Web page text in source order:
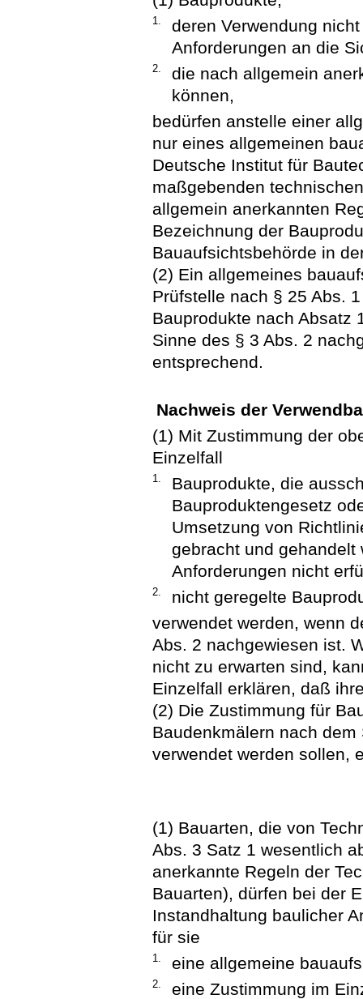
1.
deren Verwendung
Anforderungen an die
2.
die nach allgemein
können,
bedürfen anstelle einer
nur eines allgemeinen
Deutsche Institut für
maßgebenden
allgemein anerkannten
Bezeichnung der
Bauaufsichtsbehörde in
(2) Ein allgemeines
Prüfstelle nach § 25 Abs.
Bauprodukte nach Absatz
Sinne des § 3 Abs. 2
entsprechend.
Nachweis der
(1) Mit Zustimmung der
Einzelfall
1.
Bauprodukte, die
Bauproduktengesetz
Umsetzung von
gebracht und gehandelt
Anforderungen nicht
2.
nicht geregelte
verwendet werden, wenn
Abs. 2 nachgewiesen ist.
nicht zu erwarten sind,
Einzelfall erklären, daß
(2) Die Zustimmung für
Baudenkmälern nach
verwendet werden sollen,
(1) Bauarten, die von
Abs. 3 Satz 1 wesentlich
anerkannte Regeln der
Bauarten), dürfen bei der
Instandhaltung baulicher
für sie
1. eine allgemeine
2.
eine Zustimmung im